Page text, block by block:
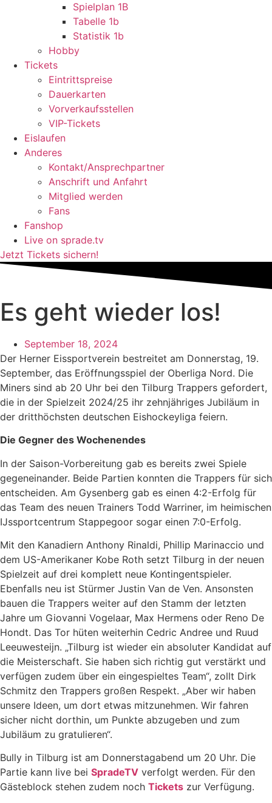
Spielplan 1B
Tabelle 1b
Statistik 1b
Hobby
Tickets
Eintrittspreise
Dauerkarten
Vorverkaufsstellen
VIP-Tickets
Eislaufen
Anderes
Kontakt/Ansprechpartner
Anschrift und Anfahrt
Mitglied werden
Fans
Fanshop
Live on sprade.tv
Jetzt Tickets sichern!
Es geht wieder los!
September 18, 2024
Der Herner Eissportverein bestreitet am Donnerstag, 19.
September, das Eröffnungsspiel der Oberliga Nord. Die
Miners sind ab 20 Uhr bei den Tilburg Trappers gefordert,
die in der Spielzeit 2024/25 ihr zehnjähriges Jubiläum in
der dritthöchsten deutschen Eishockeyliga feiern.
Die Gegner des Wochenendes
In der Saison-Vorbereitung gab es bereits zwei Spiele
gegeneinander. Beide Partien konnten die Trappers für sich
entscheiden. Am Gysenberg gab es einen 4:2-Erfolg für
das Team des neuen Trainers Todd Warriner, im heimischen
IJssportcentrum Stappegoor sogar einen 7:0-Erfolg.
Mit den Kanadiern Anthony Rinaldi, Phillip Marinaccio und
dem US-Amerikaner Kobe Roth setzt Tilburg in der neuen
Spielzeit auf drei komplett neue Kontingentspieler.
Ebenfalls neu ist Stürmer Justin Van de Ven. Ansonsten
bauen die Trappers weiter auf den Stamm der letzten
Jahre um Giovanni Vogelaar, Max Hermens oder Reno De
Hondt. Das Tor hüten weiterhin Cedric Andree und Ruud
Leeuwesteijn. „Tilburg ist wieder ein absoluter Kandidat auf
die Meisterschaft. Sie haben sich richtig gut verstärkt und
verfügen zudem über ein eingespieltes Team“, zollt Dirk
Schmitz den Trappers großen Respekt. „Aber wir haben
unsere Ideen, um dort etwas mitzunehmen. Wir fahren
sicher nicht dorthin, um Punkte abzugeben und zum
Jubiläum zu gratulieren“.
Bully in Tilburg ist am Donnerstagabend um 20 Uhr. Die
Partie kann live bei SpradeTV verfolgt werden. Für den
Gästeblock stehen zudem noch Tickets zur Verfügung.